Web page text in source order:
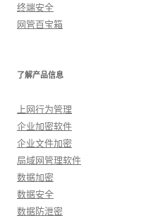
终端安全
网管百宝箱
了解产品信息
上网行为管理
企业加密软件
企业文件加密
局域网管理软件
数据加密
数据安全
数据防泄密